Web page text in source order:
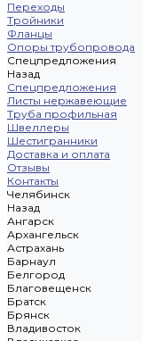
Переходы
Тройники
Фланцы
Опоры трубопровода
Спецпредложения
Назад
Спецпредложения
Листы нержавеющие
Труба профильная
Швеллеры
Шестигранники
Доставка и оплата
Отзывы
Контакты
Челябинск
Назад
Ангарск
Архангельск
Астрахань
Барнаул
Белгород
Благовещенск
Братск
Брянск
Владивосток